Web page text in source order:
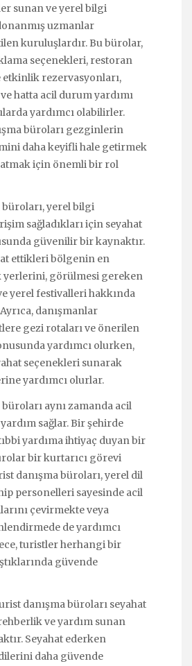
sunan ve yerel bilgi
uzmanlar
kuruluşlardır. Bu bürolar,
seçenekleri, restoran
rezervasyonları,
hatta acil durum yardımı
yardımcı olabilirler.
büroları gezginlerin
daha keyifli hale getirmek
için önemli bir rol
yerel bilgi
sağladıkları için seyahat
güvenilir bir kaynaktır.
ettikleri bölgenin en
yerlerini, görülmesi gereken
yerel festivalleri hakkında
danışmanlar
gezi rotaları ve önerilen
yardımcı olurken,
seçenekleri sunarak
yardımcı olurlar.
aynı zamanda acil
sağlar. Bir şehirde
yardıma ihtiyaç duyan bir
bir kurtarıcı görevi
danışma büroları, yerel dil
personelleri sayesinde acil
çevirmekte veya
de yardımcı
turistler herhangi bir
güvende
danışma büroları seyahat
ve yardım sunan
Seyahat ederken
daha güvende